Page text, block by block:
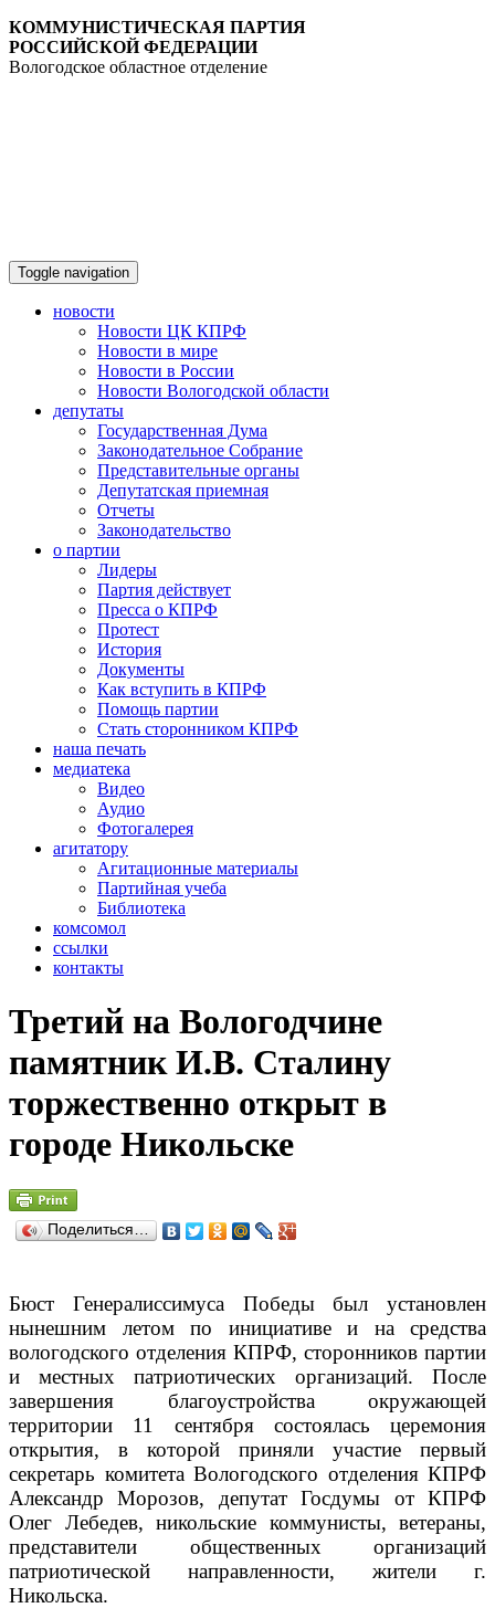
КОММУНИСТИЧЕСКАЯ ПАРТИЯ
РОССИЙСКОЙ ФЕДЕРАЦИИ
Вологодское областное отделение
Toggle navigation
новости
Новости ЦК КПРФ
Новости в мире
Новости в России
Новости Вологодской области
депутаты
Государственная Дума
Законодательное Собрание
Представительные органы
Депутатская приемная
Отчеты
Законодательство
о партии
Лидеры
Партия действует
Пресса о КПРФ
Протест
История
Документы
Как вступить в КПРФ
Помощь партии
Стать сторонником КПРФ
наша печать
медиатека
Видео
Аудио
Фотогалерея
агитатору
Агитационные материалы
Партийная учеба
Библиотека
комсомол
ссылки
контакты
Третий на Вологодчине
памятник И.В. Сталину
торжественно открыт в
городе Никольске
Поделиться…
Бюст Генералиссимуса Победы был установлен
нынешним летом по инициативе и на средства
вологодского отделения КПРФ, сторонников партии
и местных патриотических организаций. После
завершения благоустройства окружающей
территории 11 сентября состоялась церемония
открытия, в которой приняли участие первый
секретарь комитета Вологодского отделения КПРФ
Александр Морозов, депутат Госдумы от КПРФ
Олег Лебедев, никольские коммунисты, ветераны,
представители общественных организаций
патриотической направленности, жители г.
Никольска.